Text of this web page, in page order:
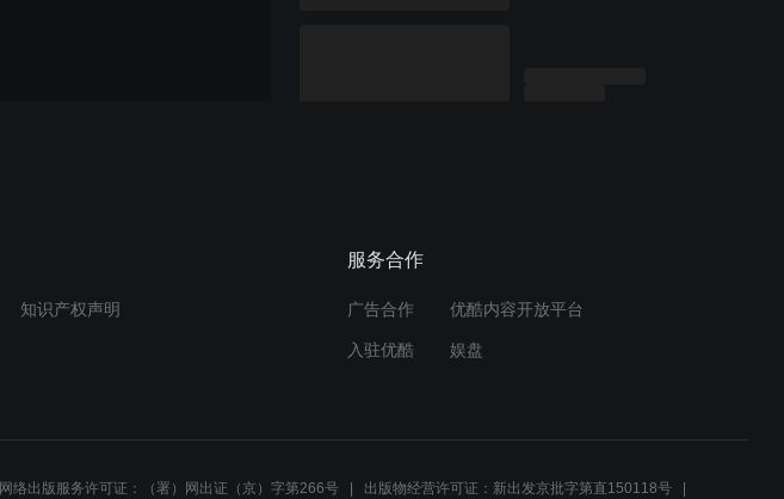
知识产权声明
服务合作
广告合作 优酷内容开放平台
入驻优酷 娱盘
网络出版服务许可证：（署）网出证（京）字第266号 出版物经营许可证：新出发京批字第直150118号